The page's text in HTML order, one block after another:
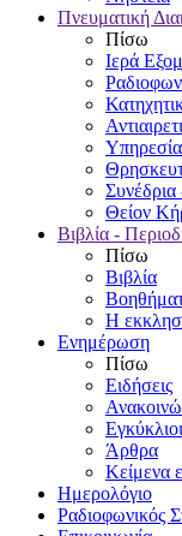
Πνευματική
Πίσω
Ιερά
Θείον
Βιβλία -
Πίσω
Βιβλία
Η
Ενημέρωση
Πίσω
Ειδήσεις
Εγκύκλιοι
Άρθρα
Κείμενα
Ημερολόγιο
Ραδιοφωνικός